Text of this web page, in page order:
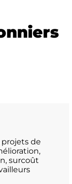
de
surcoût